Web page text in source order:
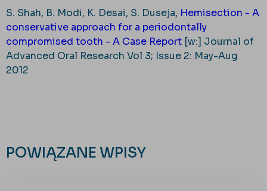
S. Shah, B. Modi, K. Desai, S. Duseja, Hemisection - A
conservative approach for a periodontally
compromised tooth - A Case Report [w:] Journal of
Advanced Oral Research Vol 3; Issue 2: May-Aug
2012
POWIĄZANE WPISY